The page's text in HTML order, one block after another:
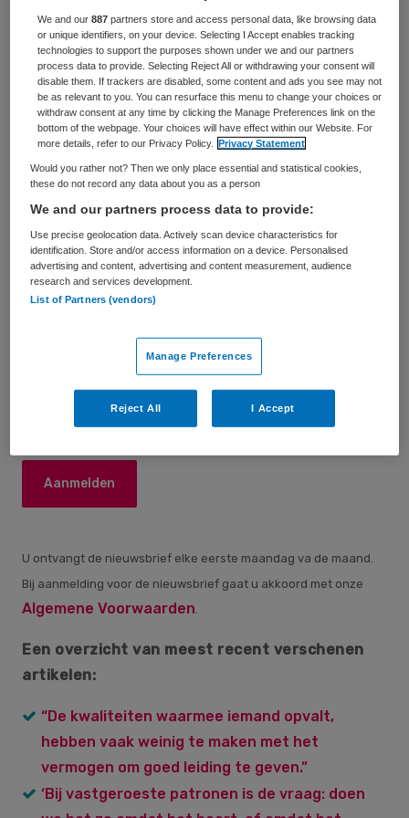
Boekenpakket
Onder nieuwsbriefabonnees wordt elke maand een
boekenpakket weggegeven.
Bij aanmelding voor de nieuwsbrief gaat u akkoord met onze
U ontvangt de nieuwsbrief elke eerste maandag va de maand.
Bij aanmelding voor de nieuwsbrief gaat u akkoord met onze
Algemene Voorwaarden.
Een overzicht van meest recent verschenen
artikelen:
“De kwaliteiten waarmee iemand opvalt,
hebben vaak weinig te maken met het
vermogen om goed leiding te geven.”
‘Bij vastgeroeste patronen is de vraag: doen
We and our887 partners store and access personal data, like browsing data
or unique identifiers, on your device. Selecting I Accept enables tracking
technologies to support the purposes shown under we and our partners
process data to provide. Selecting Reject All or withdrawing your consent will
disable them. If trackers are disabled, some content and ads you see may not
be as relevant to you. You can resurface this menu to change your choices or
withdraw consent at any time by clicking the Manage Preferences link on the
bottom of the webpage. Your choices will have effect within our Website. For
more details, refer to our Privacy Policy.
Privacy Statement
Would you rather not? Then we only place essential and statistical cookies,
these do not record any data about you as a person
We and our partners process data to provide:
Use precise geolocation data. Actively scan device characteristics for
identification. Store and/or access information on a device. Personalised
advertising and content, advertising and content measurement, audience
research and services development.
List of Partners (vendors)
Manage Preferences
Reject All I Accept